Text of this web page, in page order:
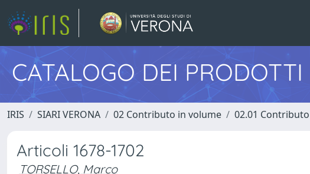
CATALOGO DEI
IRIS SIARI VERONA 02 Contributo in volume 02.01
Articoli 1678-1702
TORSELLO, Marco